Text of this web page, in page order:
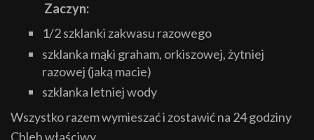
Zaczyn:
1/2 szklanki zakwasu razowego
szklanka mąki graham, orkiszowej, żytniej
razowej (jaką macie)
szklanka letniej wody
Wszystko razem wymieszać i zostawić na 24 godziny
Chleb właściwy